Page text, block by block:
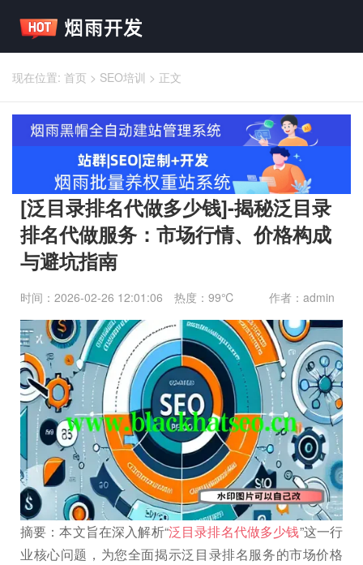
现在位置: 首页 > SEO培训 > 正文
[泛目录排名代做多少钱]-揭秘泛目录
排名代做服务：市场行情、价格构成
与避坑指南
时间：2026-02-26 12:01:06 作者：admin
热度：99℃
摘要：本文旨在深入解析“泛目录排名代做多少钱”这一行
业核心问题，为您全面揭示泛目录排名服务的市场价格